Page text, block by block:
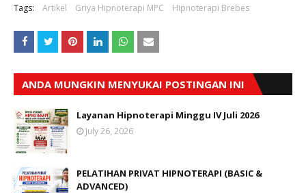
Tags: Artikel Griya Hipnoterapi MPC Hipnoterapi Brebes
ANDA MUNGKIN MENYUKAI POSTINGAN INI
Layanan Hipnoterapi Minggu IV Juli 2026
July 26, 2026
PELATIHAN PRIVAT HIPNOTERAPI (BASIC &
ADVANCED)